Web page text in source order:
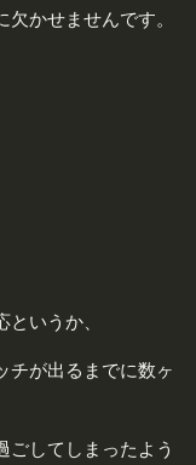
欠かせませんです。
いうか、
チが出るまでに数ヶ
ごしてしまったよう